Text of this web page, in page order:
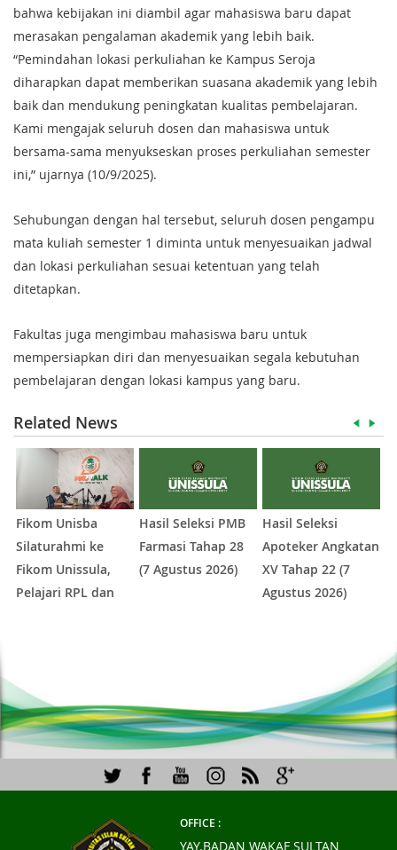
bahwa kebijakan ini diambil agar mahasiswa baru dapat
merasakan pengalaman akademik yang lebih baik.
“Pemindahan lokasi perkuliahan ke Kampus Seroja
diharapkan dapat memberikan suasana akademik yang lebih
baik dan mendukung peningkatan kualitas pembelajaran.
Kami mengajak seluruh dosen dan mahasiswa untuk
bersama-sama menyukseskan proses perkuliahan semester
ini,” ujarnya (10/9/2025).
Sehubungan dengan hal tersebut, seluruh dosen pengampu
mata kuliah semester 1 diminta untuk menyesuaikan jadwal
dan lokasi perkuliahan sesuai ketentuan yang telah
ditetapkan.
Fakultas juga mengimbau mahasiswa baru untuk
mempersiapkan diri dan menyesuaikan segala kebutuhan
pembelajaran dengan lokasi kampus yang baru.
Related News
Fikom Unisba
Silaturahmi ke
Fikom Unissula,
Pelajari RPL dan
Hasil Seleksi PMB
Farmasi Tahap 28
(7 Agustus 2026)
Hasil Seleksi
Apoteker Angkatan
XV Tahap 22 (7
Agustus 2026)
OFFICE :
YAY.BADAN WAKAF SULTAN